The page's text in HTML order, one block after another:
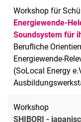
Workshop für
Energiewende-
Soundsystem für
Berufliche
Energiewende-
(SoLocal Energy
Workshop
SHIBORI -